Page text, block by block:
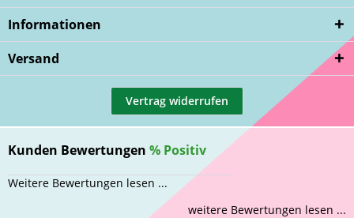
Informationen
Versand
Vertrag widerrufen
Kunden Bewertungen % Positiv
Weitere Bewertungen lesen ...
weitere Bewertungen lesen ...